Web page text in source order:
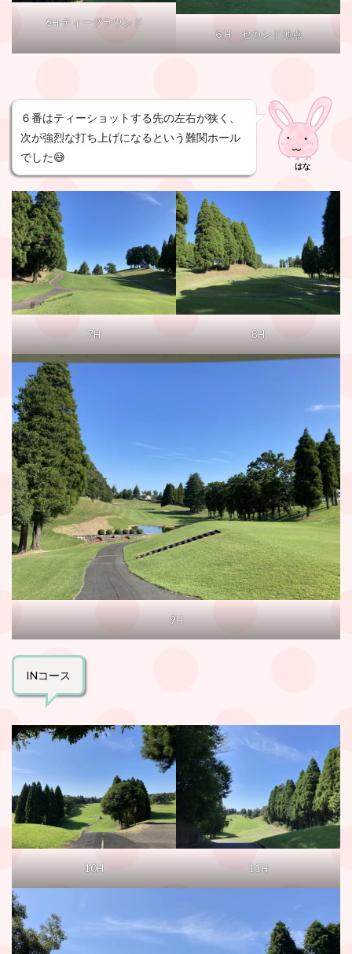
6H ティーグラウンド
６H セカンド地点
６番はティーショットする先の左右が狭く、
次が強烈な打ち上げになるという難関ホール
でした😅
はな
7H 8H
9H
INコース
10H 11H